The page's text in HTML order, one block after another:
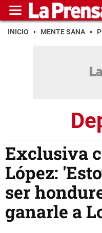
INICIO MENTE SANA
Exclusiva
López:
ser
ganarle a